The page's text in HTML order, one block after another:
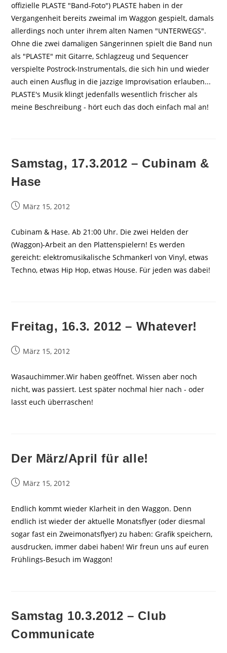
offizielle PLASTE "Band-Foto") PLASTE haben in der
Vergangenheit bereits zweimal im Waggon gespielt, damals
allerdings noch unter ihrem alten Namen "UNTERWEGS".
Ohne die zwei damaligen Sängerinnen spielt die Band nun
als "PLASTE" mit Gitarre, Schlagzeug und Sequencer
verspielte Postrock-Instrumentals, die sich hin und wieder
auch einen Ausflug in die jazzige Improvisation erlauben...
PLASTE's Musik klingt jedenfalls wesentlich frischer als
meine Beschreibung - hört euch das doch einfach mal an!
Samstag, 17.3.2012 – Cubinam &
Hase
BeitragMärz 15, 2012
Cubinam & Hase. Ab 21:00 Uhr. Die zwei Helden der
(Waggon)-Arbeit an den Plattenspielern! Es werden
gereicht: elektromusikalische Schmankerl von Vinyl, etwas
Techno, etwas Hip Hop, etwas House. Für jeden was dabei!
Freitag, 16.3. 2012 – Whatever!
BeitragMärz 15, 2012
Wasauchimmer.Wir haben geöffnet. Wissen aber noch
nicht, was passiert. Lest später nochmal hier nach - oder
lasst euch überraschen!
Der März/April für alle!
BeitragMärz 15, 2012
Endlich kommt wieder Klarheit in den Waggon. Denn
endlich ist wieder der aktuelle Monatsflyer (oder diesmal
sogar fast ein Zweimonatsflyer) zu haben: Grafik speichern,
ausdrucken, immer dabei haben! Wir freun uns auf euren
Frühlings-Besuch im Waggon!
Samstag 10.3.2012 – Club
Communicate